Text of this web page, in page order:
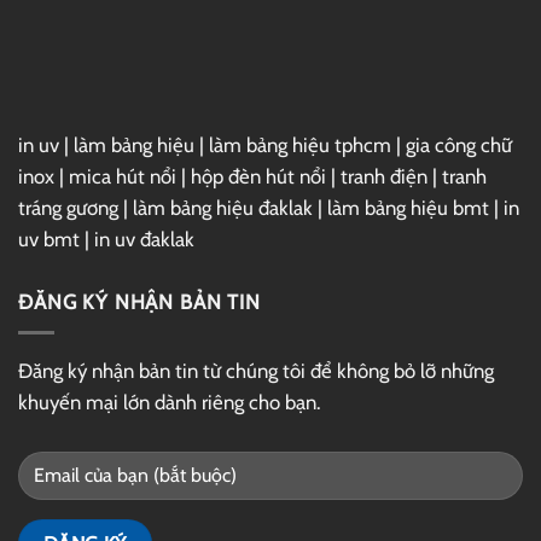
in uv | làm bảng hiệu | làm bảng hiệu tphcm | gia công chữ
inox | mica hút nổi | hộp đèn hút nổi | tranh điện | tranh
tráng gương | làm bảng hiệu đaklak | làm bảng hiệu bmt | in
uv bmt | in uv đaklak
ĐĂNG KÝ NHẬN BẢN TIN
Đăng ký nhận bản tin từ chúng tôi để không bỏ lỡ những
khuyến mại lớn dành riêng cho bạn.